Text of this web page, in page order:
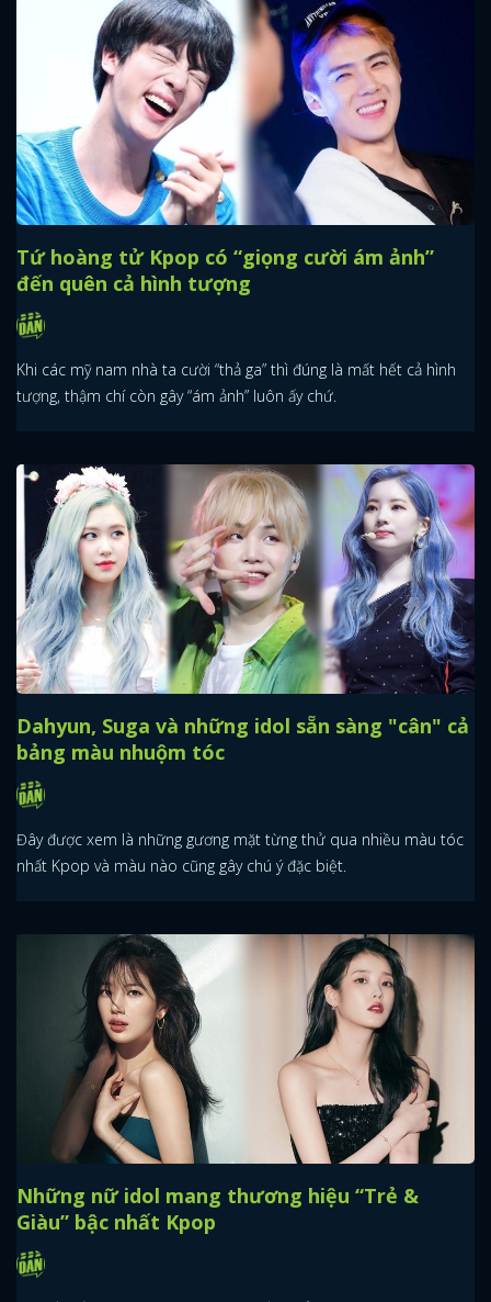
Tứ hoàng tử Kpop có “giọng cười ám ảnh”
đến quên cả hình tượng
Khi các mỹ nam nhà ta cười “thả ga” thì đúng là mất hết cả hình
tượng, thậm chí còn gây “ám ảnh” luôn ấy chứ.
Dahyun, Suga và những idol sẵn sàng "cân" cả
bảng màu nhuộm tóc
Đây được xem là những gương mặt từng thử qua nhiều màu tóc
nhất Kpop và màu nào cũng gây chú ý đặc biệt.
Những nữ idol mang thương hiệu “Trẻ &
Giàu” bậc nhất Kpop